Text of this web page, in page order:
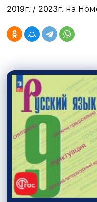
2019г. / 2023г. на